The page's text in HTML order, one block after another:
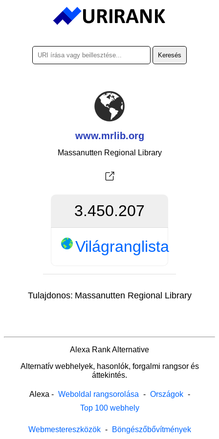
www.mrlib.org
Massanutten Regional Library
3.450.207
Világranglista
Tulajdonos: Massanutten Regional Library
Alexa Rank Alternative
Alternatív webhelyek, hasonlók, forgalmi rangsor és
áttekintés.
Alexa - Weboldal rangsorolása - Országok -
Top 100 webhely
Webmestereszközök - Böngészőbővítmények